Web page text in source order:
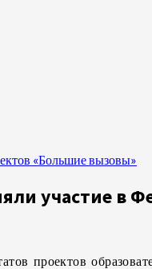
«Большие вызовы»
участие в
проектов